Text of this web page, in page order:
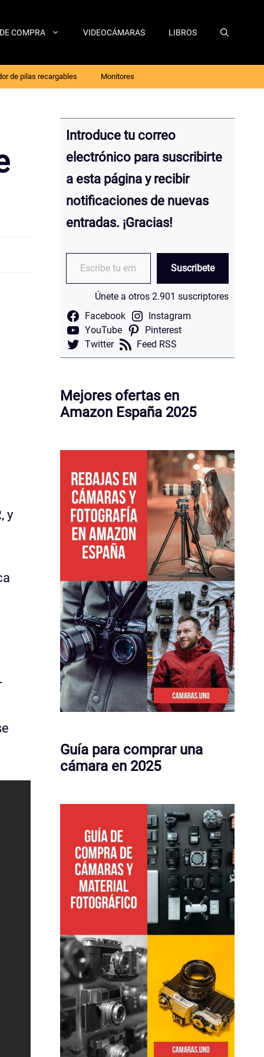
COMPRA VIDEOCÁMARAS LIBROS
de pilas recargables Monitores
y
Introduce tu correo
electrónico para suscribirte
a esta página y recibir
notificaciones de nuevas
entradas. ¡Gracias!
Escribe tu email…
Suscribete
Únete a otros 2.901 suscriptores
Facebook
Instagram
YouTube
Pinterest
Twitter
Feed RSS
Mejores ofertas en
Amazon España 2025
Guía para comprar una
cámara en 2025